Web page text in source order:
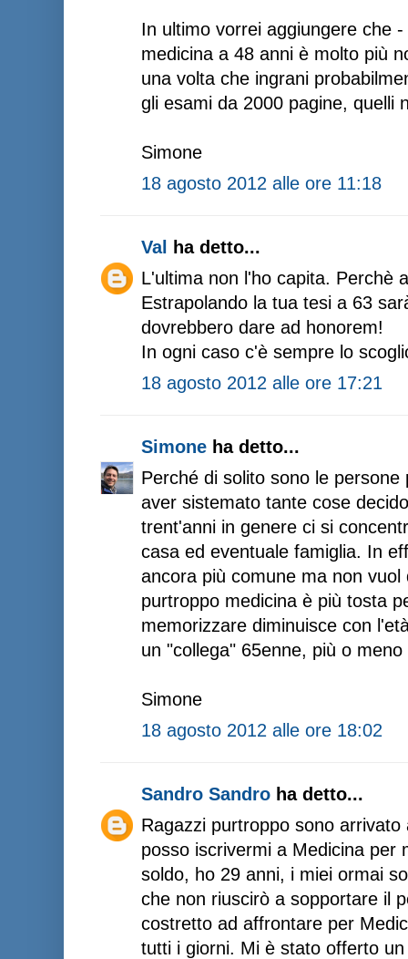
In ultimo vorrei aggiungere che
medicina a 48 anni è molto più
una volta che ingrani
gli esami da 2000 pagine, quelli
Simone
18 agosto 2012 alle ore 11:18
Val ha detto...
L'ultima non l'ho capita. Perchè
Estrapolando la tua tesi a 63
dovrebbero dare ad honorem!
In ogni caso c'è sempre lo
18 agosto 2012 alle ore 17:21
Simone ha detto...
Perché di solito sono le
aver sistemato tante cose
trent'anni in genere ci si
casa ed eventuale famiglia. In
ancora più comune ma non
purtroppo medicina è più tosta
memorizzare diminuisce con
un "collega" 65enne, più o
Simone
18 agosto 2012 alle ore 18:02
Sandro Sandro ha detto...
Ragazzi purtroppo sono
posso iscrivermi a Medicina per
soldo, ho 29 anni, i miei ormai
che non riuscirò a sopportare il
costretto ad affrontare per
tutti i giorni. Mi è stato offerto